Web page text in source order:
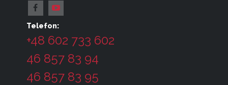
Telefon:
+48 602 733 602
46 857 83 94
46 857 83 95